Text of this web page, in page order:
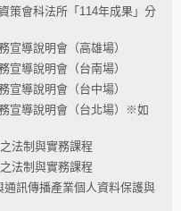
策會科法所「114年成果」分
宣導說明會（高雄場）
宣導說明會（台南場）
宣導說明會（台中場）
宣導說明會（台北場）※如
法制與實務課程
法制與實務課程
通訊傳播產業個人資料保護與